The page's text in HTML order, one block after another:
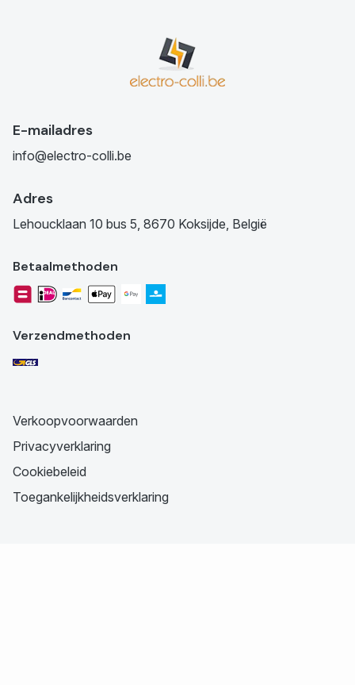
E-mailadres
info@electro-colli.be
Adres
Lehoucklaan 10 bus 5, 8670 Koksijde, België
Betaalmethoden
Verzendmethoden
Verkoopvoorwaarden
Privacyverklaring
Cookiebeleid
Toegankelijkheidsverklaring